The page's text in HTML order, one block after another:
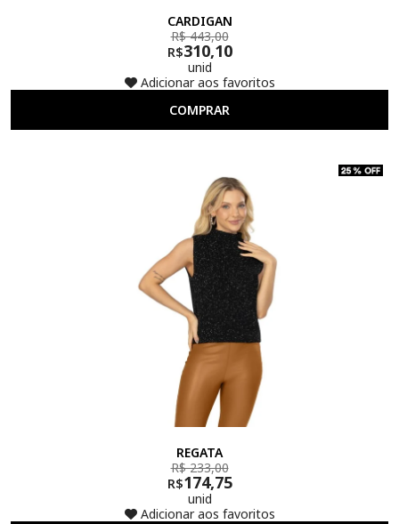
CARDIGAN
R$ 443,00
R$310,10
unid
Adicionar aos favoritos
COMPRAR
REGATA
R$ 233,00
R$174,75
unid
Adicionar aos favoritos